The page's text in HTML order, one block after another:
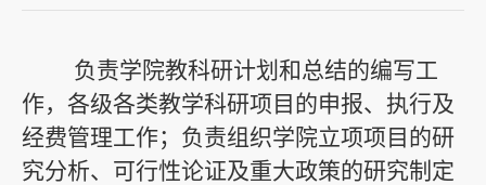
负责学院教科研计划和总结的编写工
作，各级各类教学科研项目的申报、执行及
经费管理工作；负责组织学院立项项目的研
究分析、可行性论证及重大政策的研究制定